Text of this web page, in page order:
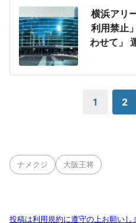
横浜アリ
利用禁止
わせて」
1 2
ナメクジ 大阪王将